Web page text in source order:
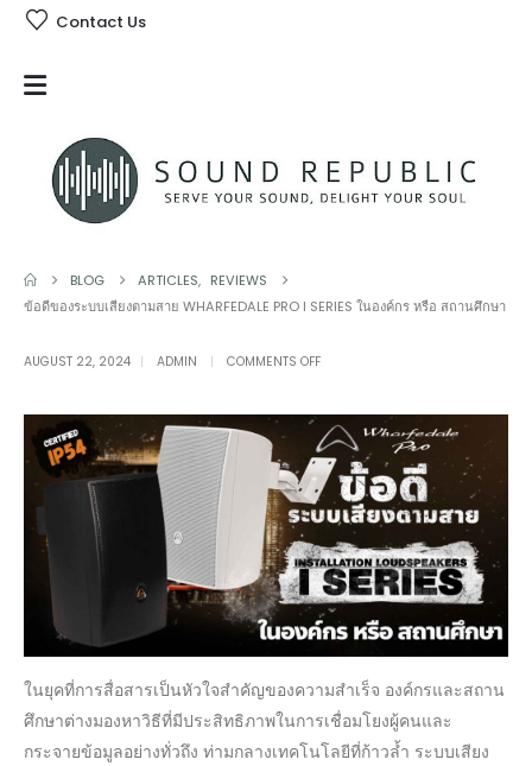
Contact Us
BLOG ARTICLES, REVIEWS
ข้อดีของระบบเสียงตามสาย WHARFEDALE PRO I SERIES ในองค์กร หรือ สถานศึกษา
AUGUST 22, 2024 ADMIN COMMENTS OFFON
ของ
ระบบ
เสียง
ตาม
สาย
WHARFEDALE
PRO
I
SERIES
หรือ
สถาน
ศึกษา
ในยุคที่การสื่อสารเป็นหัวใจสำคัญของความสำเร็จ องค์กรและสถาน
ศึกษาต่างมองหาวิธีที่มีประสิทธิภาพในการเชื่อมโยงผู้คนและ
กระจายข้อมูลอย่างทั่วถึง ท่ามกลางเทคโนโลยีที่ก้าวล้ำ ระบบเสียง